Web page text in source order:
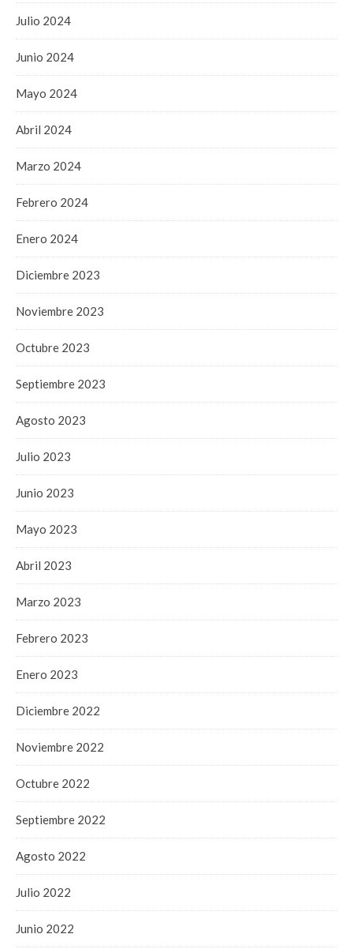
Julio 2024
Junio 2024
Mayo 2024
Abril 2024
Marzo 2024
Febrero 2024
Enero 2024
Diciembre 2023
Noviembre 2023
Octubre 2023
Septiembre 2023
Agosto 2023
Julio 2023
Junio 2023
Mayo 2023
Abril 2023
Marzo 2023
Febrero 2023
Enero 2023
Diciembre 2022
Noviembre 2022
Octubre 2022
Septiembre 2022
Agosto 2022
Julio 2022
Junio 2022